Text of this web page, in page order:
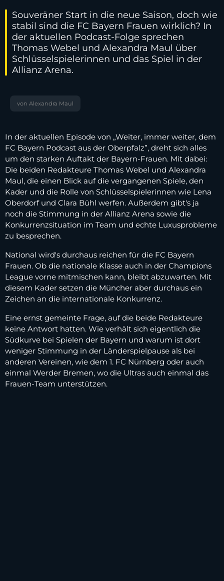
Souveräner Start in die neue Saison, doch wie
stabil sind die FC Bayern Frauen wirklich? In
der aktuellen Podcast-Folge sprechen
Thomas Webel und Alexandra Maul über
Schlüsselspielerinnen und das Spiel in der
Allianz Arena.
von Alexandra Maul
In der aktuellen Episode von „Weiter, immer weiter, dem
FC Bayern Podcast aus der Oberpfalz”, dreht sich alles
um den starken Auftakt der Bayern-Frauen. Mit dabei:
Die beiden Redakteure Thomas Webel und Alexandra
Maul, die einen Blick auf die vergangenen Spiele, den
Kader und die Rolle von Schlüsselspielerinnen wie Lena
Oberdorf und Clara Bühl werfen. Außerdem gibt's ja
noch die Stimmung in der Allianz Arena sowie die
Konkurrenzsituation im Team und echte Luxusprobleme
zu besprechen.
National wird's durchaus reichen für die FC Bayern
Frauen. Ob die nationale Klasse auch in der Champions
League vorne mitmischen kann, bleibt abzuwarten. Mit
diesem Kader setzen die Müncher aber durchaus ein
Zeichen an die internationale Konkurrenz.
Eine ernst gemeinte Frage, auf die beide Redakteure
keine Antwort hatten. Wie verhält sich eigentlich die
Südkurve bei Spielen der Bayern und warum ist dort
weniger Stimmung in der Länderspielpause als bei
anderen Vereinen, wie dem 1. FC Nürnberg oder auch
einmal Werder Bremen, wo die Ultras auch einmal das
Frauen-Team unterstützen.